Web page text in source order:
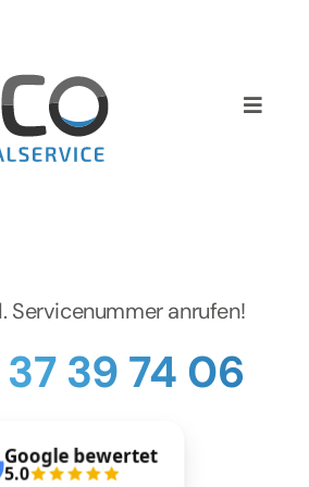
Toggle
Home
Preise
Servicenummer anrufen!
37 39 74 06
Google bewertet
5.0